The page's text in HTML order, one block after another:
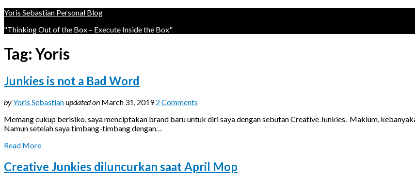
Yoris Sebastian Personal Blog
"Thinking Out of the Box – Execute Inside the Box"
Tag:Yoris
Junkies is not a Bad Word
byYoris Sebastianupdated on March 31, 2019 2 Comments
Memang cukup berisiko, saya menciptakan brand baru untuk diri saya dengan sebutan Creative Junkies. Maklum,
Namun setelah saya timbang-timbang dengan…
Read More
Creative Junkies diluncurkan saat April Mop